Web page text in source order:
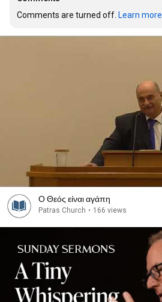
Comments are turned off. Learn more
Ο Θεός είναι αγάπη
Patras Church • 166 views